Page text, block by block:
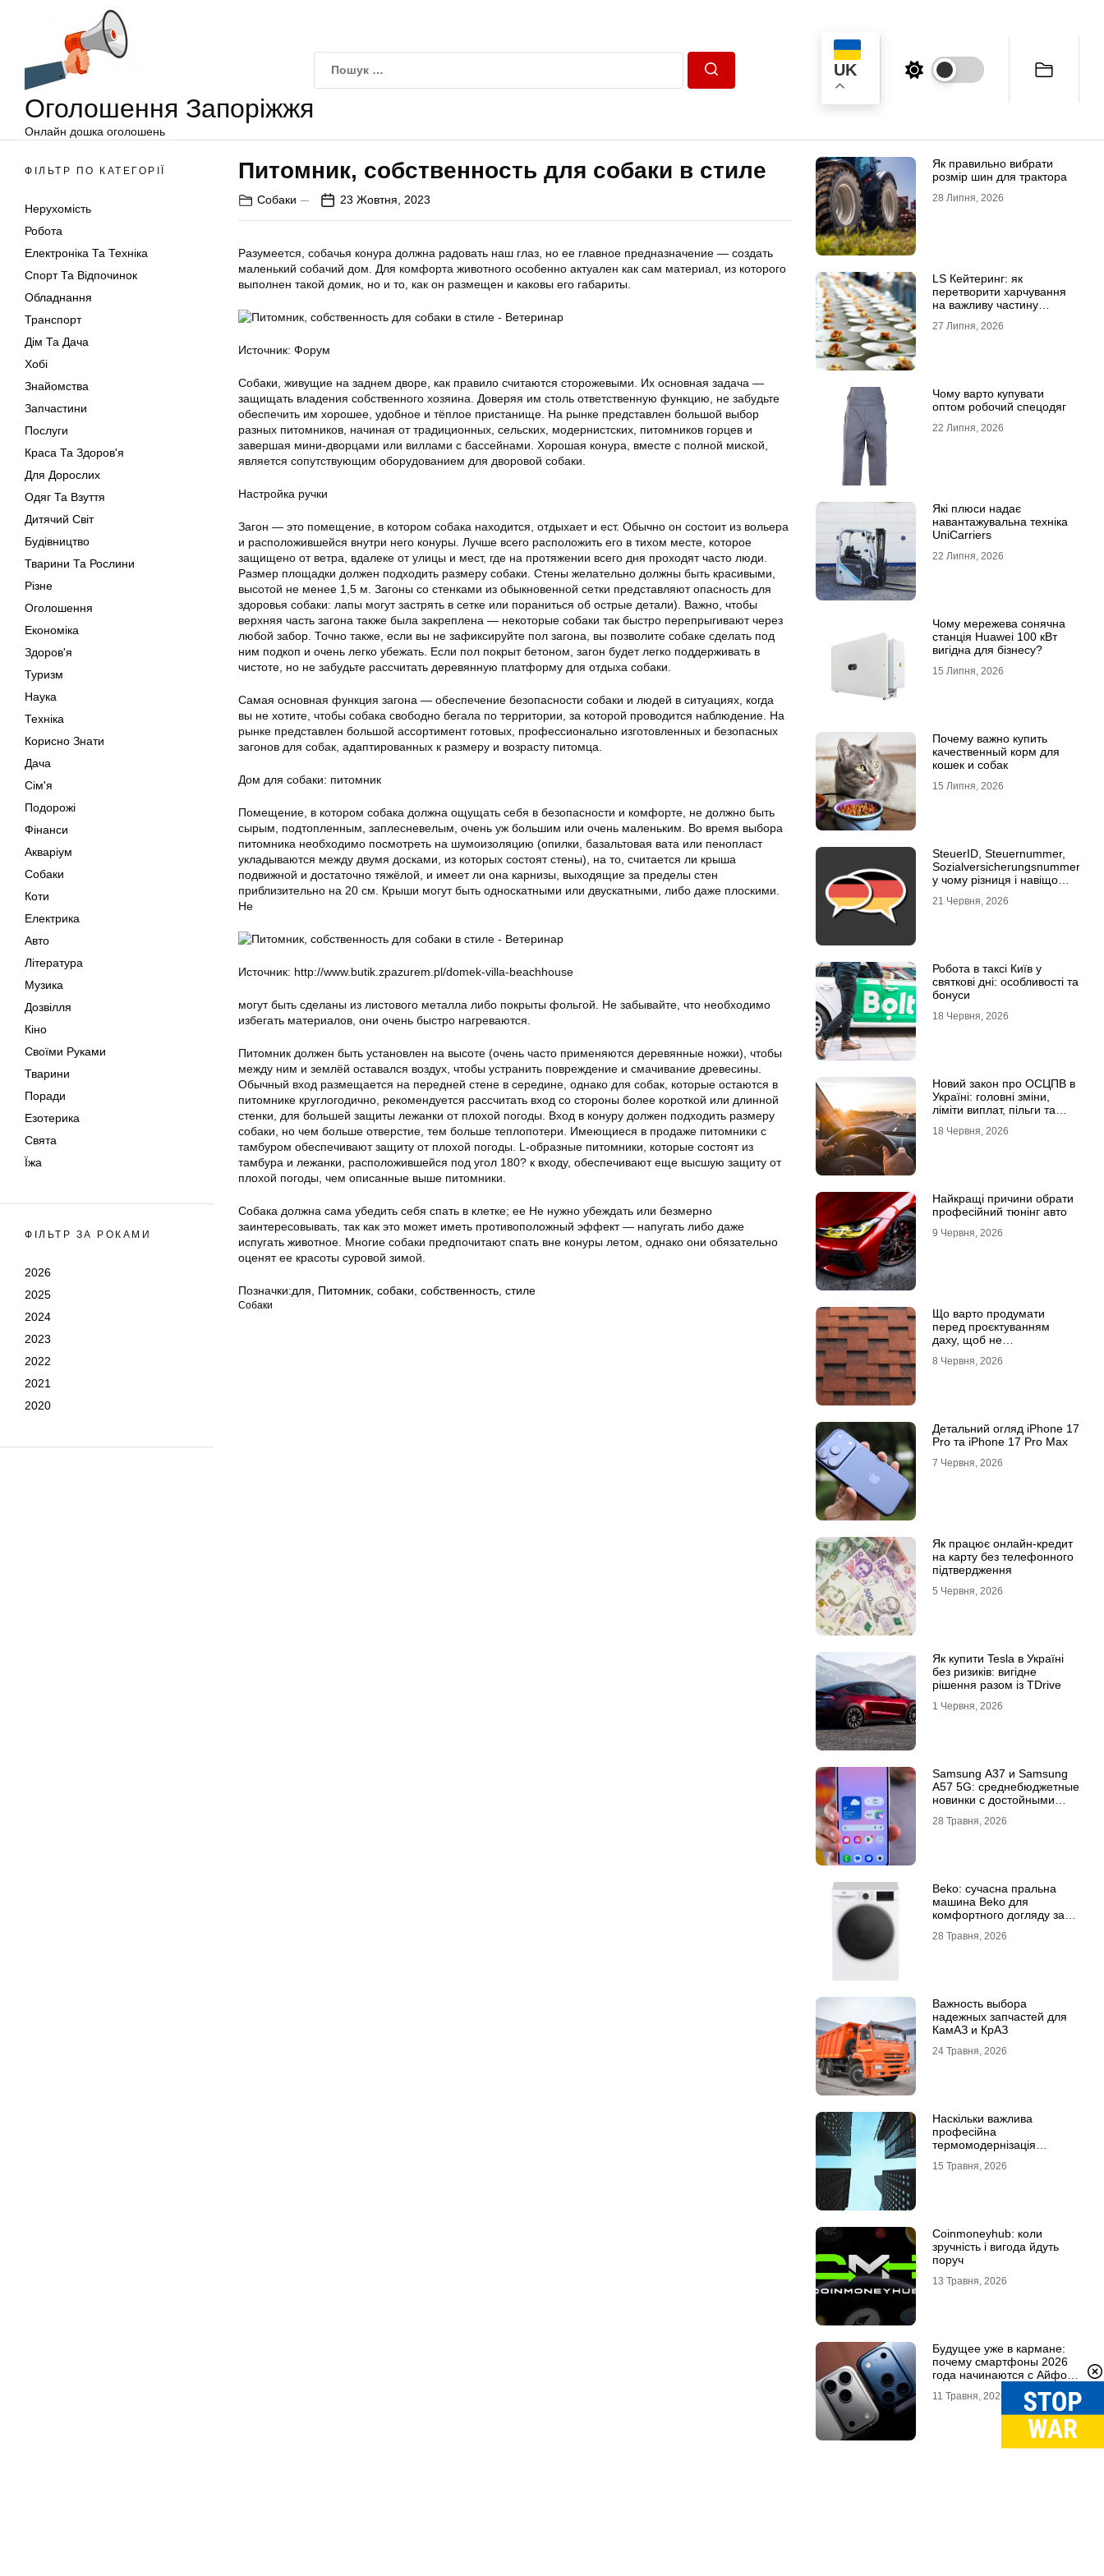
Оголошення Запоріжжя
Онлайн дошка оголошень
UK
ФІЛЬТР ПО КАТЕГОРІЇ
Нерухомість
Робота
Електроніка Та Техніка
Спорт Та Відпочинок
Обладнання
Транспорт
Дім Та Дача
Хобі
Знайомства
Запчастини
Послуги
Краса Та Здоров'я
Для Дорослих
Одяг Та Взуття
Дитячий Світ
Будівництво
Тварини Та Рослини
Різне
Оголошення
Економіка
Здоров'я
Туризм
Наука
Техніка
Корисно Знати
Дача
Сім'я
Подорожі
Фінанси
Акваріум
Собаки
Коти
Електрика
Авто
Література
Музика
Дозвілля
Кіно
Своїми Руками
Тварини
Поради
Езотерика
Свята
Їжа
ФІЛЬТР ЗА РОКАМИ
2026
2025
2024
2023
2022
2021
2020
Питомник, собственность для собаки в стиле
Собаки 23 Жовтня, 2023
Разумеется, собачья конура должна радовать наш глаз, но ее главное предназначение — создать
маленький собачий дом. Для комфорта животного особенно актуален как сам материал, из которого
выполнен такой домик, но и то, как он размещен и каковы его габариты.
Источник: Форум
Собаки, живущие на заднем дворе, как правило считаются сторожевыми. Их основная задача —
защищать владения собственного хозяина. Доверяя им столь ответственную функцию, не забудьте
обеспечить им хорошее, удобное и тёплое пристанище. На рынке представлен большой выбор
разных питомников, начиная от традиционных, сельских, модернистских, питомников горцев и
завершая мини-дворцами или виллами с бассейнами. Хорошая конура, вместе с полной миской,
является сопутствующим оборудованием для дворовой собаки.
Настройка ручки
Загон — это помещение, в котором собака находится, отдыхает и ест. Обычно он состоит из вольера
и расположившейся внутри него конуры. Лучше всего расположить его в тихом месте, которое
защищено от ветра, вдалеке от улицы и мест, где на протяжении всего дня проходят часто люди.
Размер площадки должен подходить размеру собаки. Стены желательно должны быть красивыми,
высотой не менее 1,5 м. Загоны со стенками из обыкновенной сетки представляют опасность для
здоровья собаки: лапы могут застрять в сетке или пораниться об острые детали). Важно, чтобы
верхняя часть загона также была закреплена — некоторые собаки так быстро перепрыгивают через
любой забор. Точно также, если вы не зафиксируйте пол загона, вы позволите собаке сделать под
ним подкоп и очень легко убежать. Если пол покрыт бетоном, загон будет легко поддерживать в
чистоте, но не забудьте рассчитать деревянную платформу для отдыха собаки.
Самая основная функция загона — обеспечение безопасности собаки и людей в ситуациях, когда
вы не хотите, чтобы собака свободно бегала по территории, за которой проводится наблюдение. На
рынке представлен большой ассортимент готовых, профессионально изготовленных и безопасных
загонов для собак, адаптированных к размеру и возрасту питомца.
Дом для собаки: питомник
Помещение, в котором собака должна ощущать себя в безопасности и комфорте, не должно быть
сырым, подтопленным, заплесневелым, очень уж большим или очень маленьким. Во время выбора
питомника необходимо посмотреть на шумоизоляцию (опилки, базальтовая вата или пенопласт
укладываются между двумя досками, из которых состоят стены), на то, считается ли крыша
подвижной и достаточно тяжёлой, и имеет ли она карнизы, выходящие за пределы стен
приблизительно на 20 см. Крыши могут быть односкатными или двускатными, либо даже плоскими.
Не
Источник: http://www.butik.zpazurem.pl/domek-villa-beachhouse
могут быть сделаны из листового металла либо покрыты фольгой. Не забывайте, что необходимо
избегать материалов, они очень быстро нагреваются.
Питомник должен быть установлен на высоте (очень часто применяются деревянные ножки), чтобы
между ним и землёй оставался воздух, чтобы устранить повреждение и смачивание древесины.
Обычный вход размещается на передней стене в середине, однако для собак, которые остаются в
питомнике круглогодично, рекомендуется рассчитать вход со стороны более короткой или длинной
стенки, для большей защиты лежанки от плохой погоды. Вход в конуру должен подходить размеру
собаки, но чем больше отверстие, тем больше теплопотери. Имеющиеся в продаже питомники с
тамбуром обеспечивают защиту от плохой погоды. L-образные питомники, которые состоят из
тамбура и лежанки, расположившейся под угол 180? к входу, обеспечивают еще высшую защиту от
плохой погоды, чем описанные выше питомники.
Собака должна сама убедить себя спать в клетке; ее Не нужно убеждать или безмерно
заинтересовывать, так как это может иметь противоположный эффект — напугать либо даже
испугать животное. Многие собаки предпочитают спать вне конуры летом, однако они обязательно
оценят ее красоты суровой зимой.
Позначки:для Питомник собаки собственность стиле
Собаки
Як правильно вибрати
розмір шин для трактора
28 Липня, 2026
LS Кейтеринг: як
перетворити харчування
на важливу частину
27 Липня, 2026
Чому варто купувати
оптом робочий спецодяг
22 Липня, 2026
Які плюси надає
навантажувальна техніка
UniCarriers
22 Липня, 2026
Чому мережева сонячна
станція Huawei 100 кВт
вигідна для бізнесу?
15 Липня, 2026
Почему важно купить
качественный корм для
кошек и собак
15 Липня, 2026
SteuerID, Steuernummer,
Sozialversicherungsnummer:
у чому різниця і навіщо
21 Червня, 2026
Робота в таксі Київ у
святкові дні: особливості та
бонуси
18 Червня, 2026
Новий закон про ОСЦПВ в
Україні: головні зміни,
ліміти виплат, пільги та
18 Червня, 2026
Найкращі причини обрати
професійний тюнінг авто
9 Червня, 2026
Що варто продумати
перед проєктуванням
даху, щоб не
будівництва
8 Червня, 2026
Детальний огляд iPhone 17
Pro та iPhone 17 Pro Max
7 Червня, 2026
Як працює онлайн-кредит
на карту без телефонного
підтвердження
5 Червня, 2026
Як купити Tesla в Україні
без ризиків: вигідне
рішення разом із TDrive
1 Червня, 2026
Samsung A37 и Samsung
A57 5G: среднебюджетные
новинки с достойными
28 Травня, 2026
Beko: сучасна пральна
машина Beko для
комфортного догляду за
28 Травня, 2026
Важность выбора
надежных запчастей для
КамАЗ и КрАЗ
24 Травня, 2026
Наскільки важлива
професійна
термомодернізація
15 Травня, 2026
Coinmoneyhub: коли
зручність і вигода йдуть
поруч
13 Травня, 2026
Будущее уже в кармане:
почему смартфоны 2026
года начинаются с Айфон
11 Травня, 2026